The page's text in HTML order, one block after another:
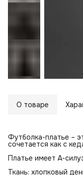
О товаре
Футболка-платье –
сочетается как с
Платье имеет А-
Ткань: хлопковый